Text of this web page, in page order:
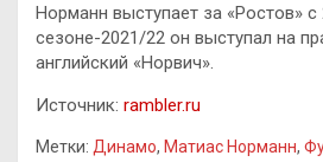
Норманн выступает за «Ростов» с
сезоне-2021/22 он выступал на
английский «Норвич».
Источник: rambler.ru
Метки: Динамо, Матиас Норманн,